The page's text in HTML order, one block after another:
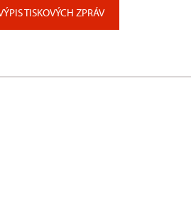
TISKOVÝCH ZPRÁV